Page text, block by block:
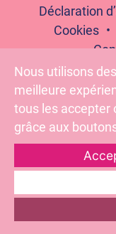
Déclaration
Cookies
Pour votre
Nous utilisons
meilleure
tous les accepter
grâce aux